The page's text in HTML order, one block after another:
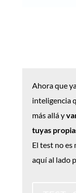
Ahora que
inteligencia
más allá y
tuyas
El test no
aquí al lado